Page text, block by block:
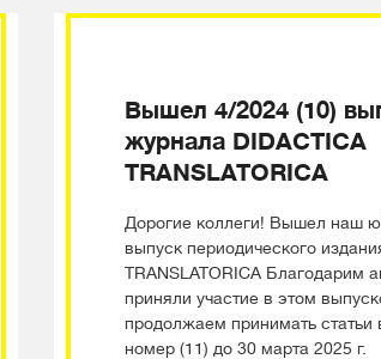
Вышел 4/2024 (10)
журнала DIDACTICA
TRANSLATORICA
Дорогие коллеги! Вышел наш
выпуск периодического
TRANSLATORICA Благодарим
приняли участие в этом
продолжаем принимать
номер (11) до 30 марта 2025 г.